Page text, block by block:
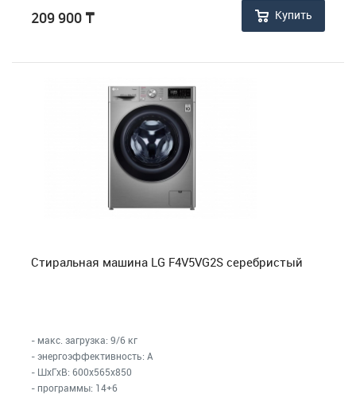
209 900 ₸ Купить
Стиральная машина LG F4V5VG2S серебристый
- макс. загрузка: 9/6 кг
- энергоэффективность: A
- ШхГхВ: 600x565x850
- программы: 14+6